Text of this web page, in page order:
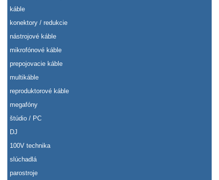
káble
konektory / redukcie
nástrojové káble
mikrofónové káble
prepojovacie káble
multikáble
reproduktorové káble
megafóny
štúdio / PC
DJ
100V technika
slúchadlá
parostroje